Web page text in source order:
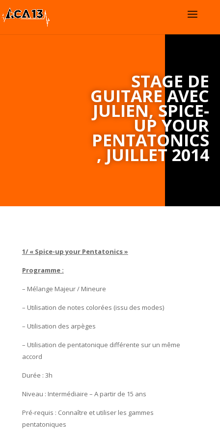
STAGE DE
GUITARE AVEC
JULIEN, SPICE-
UP YOUR
PENTATONICS
, JUILLET 2014
1/ « Spice-up your Pentatonics »
Programme :
– Mélange Majeur / Mineure
– Utilisation de notes colorées (issu des modes)
– Utilisation des arpèges
– Utilisation de pentatonique différente sur un même
accord
Durée : 3h
Niveau : Intermédiaire – A partir de 15 ans
Pré-requis : Connaître et utiliser les gammes
pentatoniques